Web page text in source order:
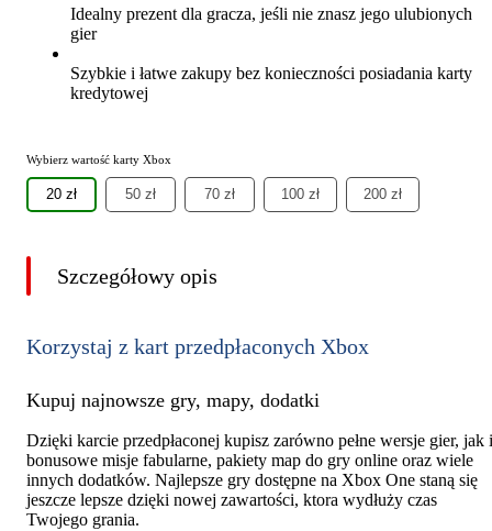
Idealny prezent dla gracza, jeśli nie znasz jego ulubionych
gier
Szybkie i łatwe zakupy bez konieczności posiadania karty
kredytowej
Wybierz wartość karty Xbox
20 zł 50 zł 70 zł 100 zł 200 zł
Szczegółowy opis
Korzystaj z kart przedpłaconych Xbox
Kupuj najnowsze gry, mapy, dodatki
Dzięki karcie przedpłaconej kupisz zarówno pełne wersje gier, jak i
bonusowe misje fabularne, pakiety map do gry online oraz wiele
innych dodatków. Najlepsze gry dostępne na Xbox One staną się
jeszcze lepsze dzięki nowej zawartości, ktora wydłuży czas
Twojego grania.